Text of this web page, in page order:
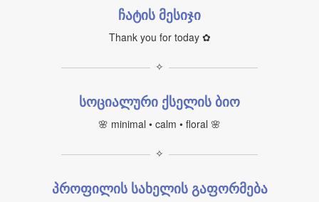
ჩატის მესიჯი
Thank you for today ✿
✧
სოციალური ქსელის ბიო
🌸 minimal • calm • floral 🌸
✧
პროფილის სახელის გაფორმება